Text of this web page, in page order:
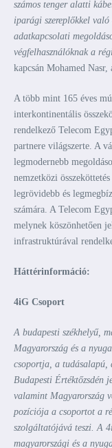
számos tenger alatti
iparági szereplőkkel való
adatkapcsolati
végfelhasználóknak a
kapcsán Mohamed
A több mint 165 éves
interkontinentális
rendelkező Telecom
partnere világszerte. A
legmodernebb
nemzetközi
legrövidebb és
számára. A Telecom
melynek köszönhetően
infrastruktúrával
Háttérinformáció:
4iG Csoport
A budapesti székhelyű,
Magyarország és a
csoportja, a tudásalapú,
Budapesti Értéktőzsdén
valamint Magyarország
pozíciója a csoportot a
szolgáltatójává teszi. A
magyarországi és a